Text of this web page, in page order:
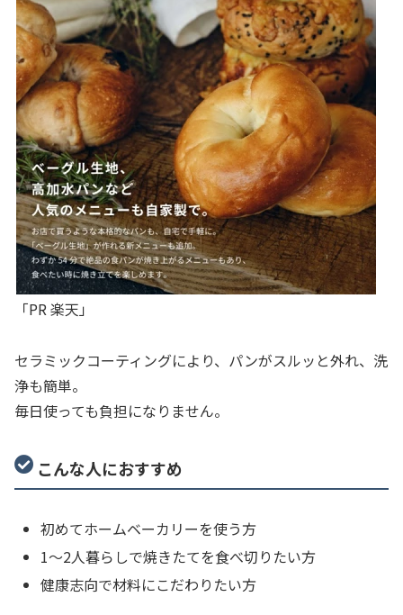
「PR 楽天」
セラミックコーティングにより、パンがスルッと外れ、洗
浄も簡単。
毎日使っても負担になりません。
こんな人におすすめ
初めてホームベーカリーを使う方
1〜2人暮らしで焼きたてを食べ切りたい方
健康志向で材料にこだわりたい方